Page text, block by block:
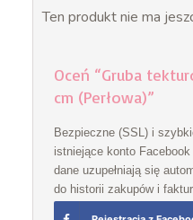
Ten produkt nie ma
Oceń “Gruba
cm (Perłowa)”
Bezpieczne (SSL) i
istniejące konto
dane uzupełniają się
do historii zakupów i